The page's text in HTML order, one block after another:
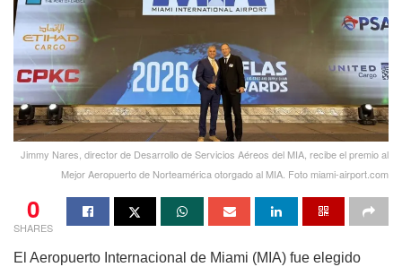
Jimmy Nares, director de Desarrollo de Servicios Aéreos del MIA, recibe el premio al
Mejor Aeropuerto de Norteamérica otorgado al MIA. Foto miami-airport.com
0
SHARES
El Aeropuerto Internacional de Miami (MIA) fue elegido